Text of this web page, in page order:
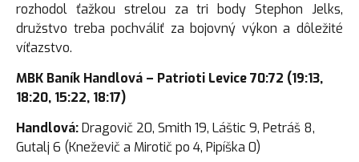
rozhodol ťažkou strelou za tri body Stephon Jelks,
družstvo treba pochváliť za bojovný výkon a dôležité
víťazstvo.
MBK Baník Handlová – Patrioti Levice70:72 (19:13,
18:20, 15:22, 18:17)
Handlová:Dragovič 20, Smith 19, Láštic 9, Petráš 8,
Gutalj 6 (Kneževič a Mirotič po 4, Pipíška 0)